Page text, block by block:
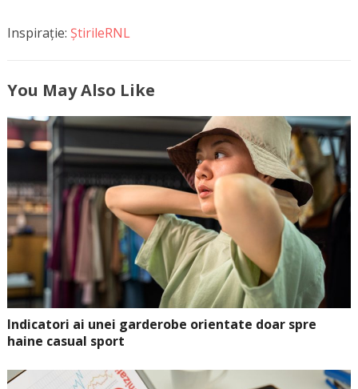
Inspirație: ȘtirileRNL
You May Also Like
Indicatori ai unei garderobe orientate doar spre
haine casual sport